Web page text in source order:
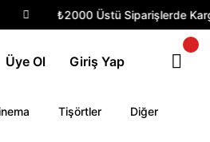
₺2000 Üstü Siparişlerde Kargo
Üye Ol Giriş Yap
Tişörtler Diğer